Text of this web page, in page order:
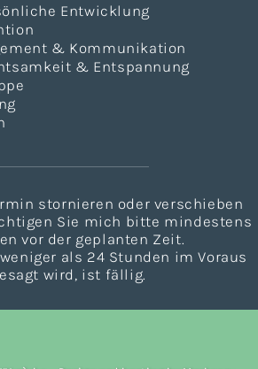
Entwicklung
& Kommunikation
& Entspannung
stornieren oder verschieben
Sie mich bitte mindestens
vor der geplanten Zeit.
als 24 Stunden im Voraus
wird, ist fällig.